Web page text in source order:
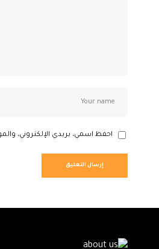
احفظ اسمي، بريدي الإلكتروني،